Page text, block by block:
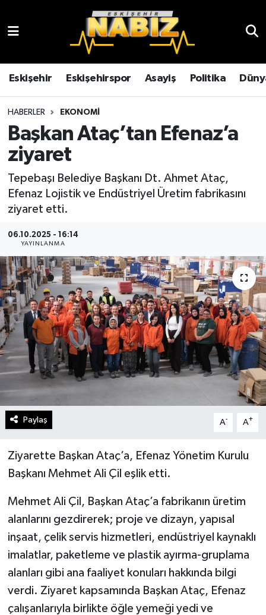
Eskişehir Eskişehirspor Asayiş Politika
HABERLER EKONOMI
Başkan Ataç’tan Efenaz’a
ziyaret
Tepebaşı Belediye Başkanı Dt. Ahmet Ataç,
Efenaz Lojistik ve Endüstriyel Üretim fabrikasını
ziyaret etti.
06.10.2025 - 16:14
YAYINLANMA
Paylaş A- A+
Ziyarette Başkan Ataç’a, Efenaz Yönetim Kurulu
Başkanı Mehmet Ali Çil eşlik etti.
Mehmet Ali Çil, Başkan Ataç’a fabrikanın üretim
alanlarını gezdirerek; proje ve dizayn, yapısal
inşaat, çelik servis hizmetleri, endüstriyel kaynaklı
imalatlar, paketleme ve plastik ayırma-gruplama
alanları gibi ana faaliyet konuları hakkında bilgi
verdi. Ziyaret kapsamında Başkan Ataç, Efenaz
çalışanlarıyla birlikte öğle yemeği yedi ve
Çevre
Eğitim
Eskişehir
Genel
Gündem
Kültür Sanat
Magazin
Politika
Sağlık
Teknoloji
Yaşam
Eskişehir Hava Durumu
Eskişehir Trafik Yoğunluk Haritası
TFF 3.Lig 4.Grup Puan Durumu ve Fikstür
Tüm Manşetler
Haber Arşivi